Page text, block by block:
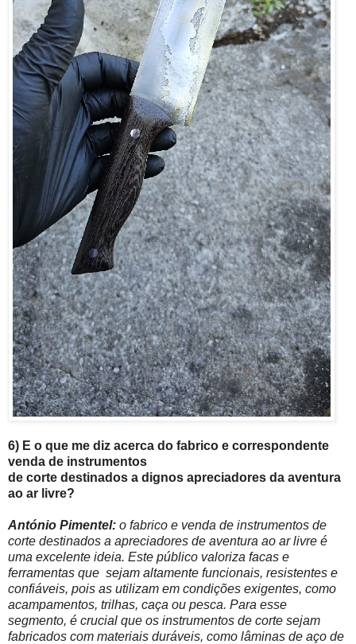
6) E o que me diz acerca do fabrico e correspondente
venda de instrumentos
de corte destinados a dignos apreciadores da aventura
ao ar livre?
António Pimentel: o fabrico e venda de instrumentos de
corte destinados a apreciadores de aventura ao ar livre é
uma excelente ideia. Este público valoriza facas e
ferramentas que sejam altamente funcionais, resistentes e
confiáveis, pois as utilizam em condições exigentes, como
acampamentos, trilhas, caça ou pesca. Para esse
segmento, é crucial que os instrumentos de corte sejam
fabricados com materiais duráveis, como lâminas de aço de